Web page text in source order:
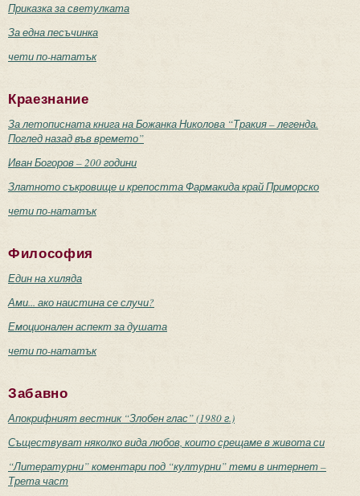
Приказка за светулката
За една песъчинка
чети по-нататък
Краезнание
За летописната книга на Божанка Николова “Тракия – легенда.
Поглед назад във времето”
Иван Богоров – 200 години
Златното съкровище и крепостта Фармакида край Приморско
чети по-нататък
Философия
Един на хиляда
Ами... ако наистина се случи?
Емоционален аспект за душата
чети по-нататък
Забавно
Апокрифният вестник “Злобен глас” (1980 г.)
Съществуват няколко вида любов, които срещаме в живота си
“Литературни” коментари под “културни” теми в интернет –
Трета част